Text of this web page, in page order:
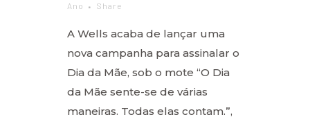
Ano
Share
A Wells acaba de lançar uma
nova campanha para assinalar o
Dia da Mãe, sob o mote “O Dia
da Mãe sente-se de várias
maneiras. Todas elas contam.”,